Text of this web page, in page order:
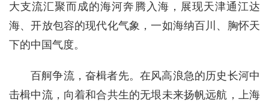
大支流汇聚而成的海河奔腾入海，展现天津通江达
海、开放包容的现代化气象，一如海纳百川、胸怀天
下的中国气度。
百舸争流，奋楫者先。在风高浪急的历史长河中
击楫中流，向着和合共生的无垠未来扬帆远航，上海